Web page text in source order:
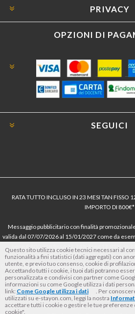
PRIVACY
OPZIONI DI
SEGUICI
RATA TUTTO INCLUSO IN 23 MESI TAN FISSO
IMPORTO DI 800€*
Messaggio pubblicitario con finalità
valida dal 07/07/2026 al 15/01/2027 come da
bene € 800, Tan fisso 12,24% Taeg 12,95%, in
dell’offerta azzerati. Importo totale del credito €
Consumatore € 920. Decorrenza media della
le tue spese in modo responsabile e di conoscere
Findomestic ti ricorda, prima di sottoscrivere il
tutte le condizioni economiche e contrattuali,
Europee di Base sul Credito ai Consumatori
Questo sito utilizza cookie tecnici necessari al
funzionalità a fini statistici (dati aggregati) con
utente, e previo tuo consenso, cookie di
Accettando tutti i cookie, i tuoi dati potranno
personalizzata e condivisi con partner come
informazioni su come Google utilizza i dati
link: Come Google utilizza i dati
. Per
utilizzati su e-stayon.com, leggi la nostra
accettare tutti i cookie o gestire le tue preferenze
cookie".